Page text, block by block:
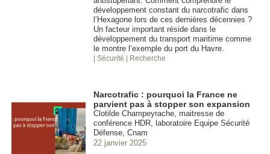
développement constant du narcotrafic dans
l’Hexagone lors de ces dernières décennies ?
Un facteur important réside dans le
développement du transport maritime comme
le montre l’exemple du port du Havre.
| Sécurité | Recherche
Narcotrafic : pourquoi la France ne
parvient pas à stopper son expansion
Clotilde Champeyrache, maitresse de
conférence HDR, laboratoire Equipe Sécurité
Défense, Cnam
22 janvier 2025